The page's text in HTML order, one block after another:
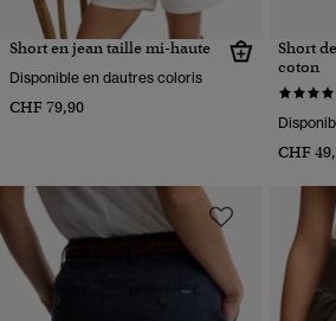
Short en jean taille mi-haute
Disponible en dautres coloris
CHF 79,90
Short
coton
CHF